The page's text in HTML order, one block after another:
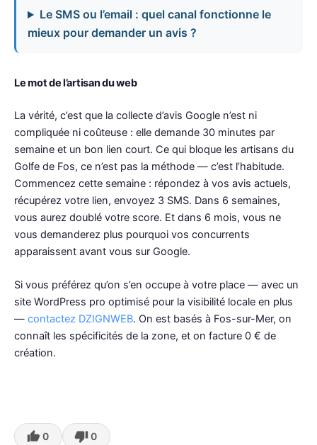
Le SMS ou l’email : quel canal fonctionne le
mieux pour demander un avis ?
Le mot de l’artisan du web
La vérité, c’est que la collecte d’avis Google n’est ni
compliquée ni coûteuse : elle demande 30 minutes par
semaine et un bon lien court. Ce qui bloque les artisans du
Golfe de Fos, ce n’est pas la méthode — c’est l’habitude.
Commencez cette semaine : répondez à vos avis actuels,
récupérez votre lien, envoyez 3 SMS. Dans 6 semaines,
vous aurez doublé votre score. Et dans 6 mois, vous ne
vous demanderez plus pourquoi vos concurrents
apparaissent avant vous sur Google.
Si vous préférez qu’on s’en occupe à votre place — avec un
site WordPress pro optimisé pour la visibilité locale en plus
— contactez DZIGNWEB. On est basés à Fos-sur-Mer, on
connaît les spécificités de la zone, et on facture 0 € de
création.
0 0